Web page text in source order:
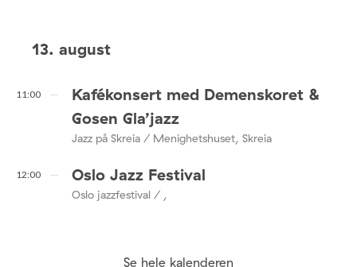
13. august
11:00
Kafékonsert med Demenskoret &
Gosen Gla’jazz
Jazz på Skreia / Menighetshuset, Skreia
12:00 Oslo Jazz Festival
Oslo jazzfestival / ,
Se hele kalenderen